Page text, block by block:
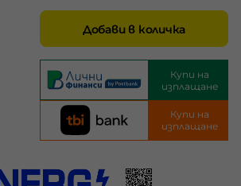
Добави в количка
Купи на
изплащане
Купи на
изплащане